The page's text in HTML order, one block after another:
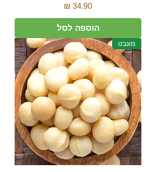
מחיר
הוספה לסל
מונבט